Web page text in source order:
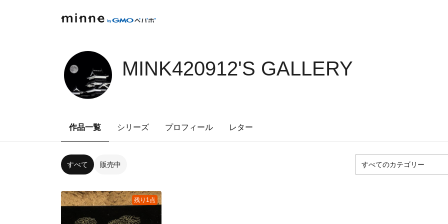
MINK420912'S GALLERY
作品一覧 シリーズ プロフィール レター
すべて 販売中
残り1点